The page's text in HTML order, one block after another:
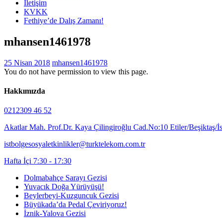
İletişim
KVKK
Fethiye’de Dalış Zamanı!
mhansen1461978
25 Nisan 2018 mhansen1461978
You do not have permission to view this page.
Hakkımızda
0212309 46 52
Akatlar Mah. Prof.Dr. Kaya Çilingiroğlu Cad.No:10 Etiler/Beşiktaş/
istbolgesosyaletkinlikler@turktelekom.com.tr
Hafta İçi 7:30 - 17:30
Dolmabahçe Sarayı Gezisi
Yuvacık Doğa Yürüyüşü!
Beylerbeyi-Kuzguncuk Gezisi
Büyükada’da Pedal Çeviriyoruz!
İznik-Yalova Gezisi